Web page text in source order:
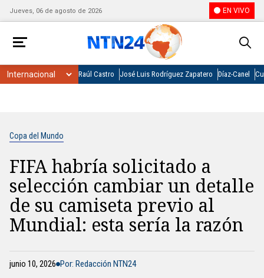
Jueves, 06 de agosto de 2026 EN VIVO
Raúl Castro José Luis Rodríguez Zapatero Díaz-Canel
Copa del Mundo
FIFA habría solicitado a
selección cambiar un detalle
de su camiseta previo al
Mundial: esta sería la razón
junio 10, 2026 Por: Redacción NTN24